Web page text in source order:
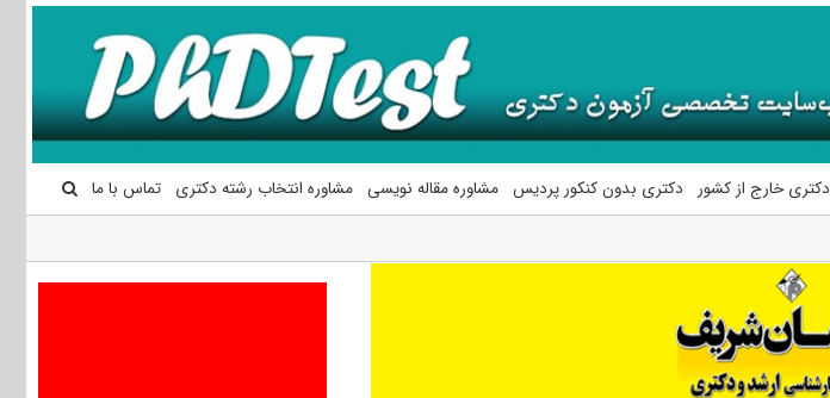
دکتری خارج از کشور دکتری بدون کنکور پردیس مشاوره مقاله نویسی مشاوره انتخاب رشته دکتری تماس با ما